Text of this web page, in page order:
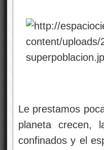
Le prestamos
planeta crecen,
confinados y el